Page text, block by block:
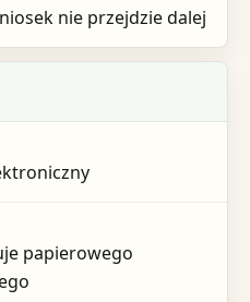
nie przejdzie dalej
papierowego